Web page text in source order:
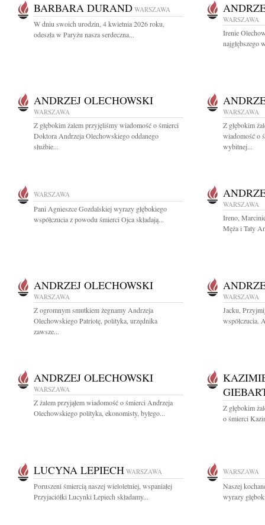
BARBARA DURAND WARSZAWA
W dniu swoich urodzin, 4 kwietnia 2026 roku,
odeszła w Paryżu nasza serdeczna...
WARSZAWA
Irenie
najgłębszego
ANDRZEJ OLECHOWSKI
WARSZAWA
Z głębokim żalem przyjęliśmy wiadomość o śmierci
Doktora Andrzeja Olechowskiego oddanego
służbie...
WARSZAWA
Z głębokim
wiadomość o
wybitnej...
WARSZAWA
Pani Agnieszce Gozdalskiej wyrazy głębokiego
współczucia z powodu śmierci Ojca składają...
WARSZAWA
Ireno,
Męża i Taty
ANDRZEJ OLECHOWSKI
WARSZAWA
Z ogromnym smutkiem żegnamy Andrzeja
Olechowskiego Patriotę, polityka, urzędnika
zawsze...
WARSZAWA
Jacku,
współczucia.
ANDRZEJ OLECHOWSKI
WARSZAWA
Z żalem przyjąłem wiadomość o śmierci Andrzeja
Olechowskiego polityka, ekonomisty, byłego...
Z głębokim
o śmierci
LUCYNA LEPIECH WARSZAWA
Poruszeni śmiercią naszej wieloletniej, wspaniałej
Przyjaciółki Lucynki Lepiech składamy...
WARSZAWA
Naszej
wyrazy